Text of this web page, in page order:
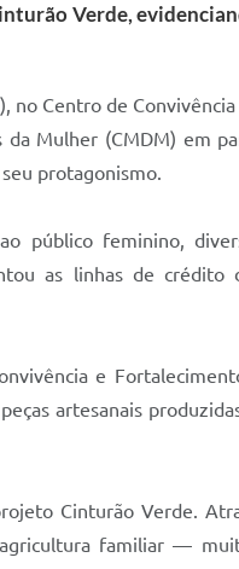
Verde,
no Centro de
Mulher (CMDM) em
protagonismo.
público feminino,
as linhas de crédito
e
artesanais
Cinturão Verde.
familiar —